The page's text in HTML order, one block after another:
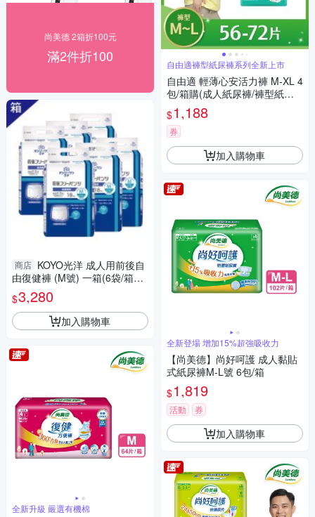
尚美德 2箱折100元
滿2件折100
商店 KOYO光洋 成人用前後自
由復健褲 (M號) 一箱(6袋/箱，
共108片)
$3,280
加入購物車
全新升級 嚴選有機棉
自由適褲型紙尿褲系列全新上市
自由適 輕薄心安活力褲 M-XL 4
包/箱購(成人紙尿褲/褲型紙尿
褲)
$1,188
券
加入購物車
全新登場 增加15%超強吸收力
【尚美德】尚好呵護 成人黏貼
式紙尿褲M-L號 6包/箱
$1,819
活動 券
加入購物車